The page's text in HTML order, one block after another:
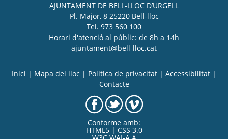
AJUNTAMENT DE BELL-LLOC D’URGELL
Pl. Major, 8 25220 Bell-lloc
Tel. 973 560 100
Horari d'atenció al públic: de 8h a 14h
ajuntament@bell-lloc.cat
Inici | Mapa del lloc | Politica de privacitat | Accessibilitat |
Contacte
Conforme amb:
HTML5 | CSS 3.0